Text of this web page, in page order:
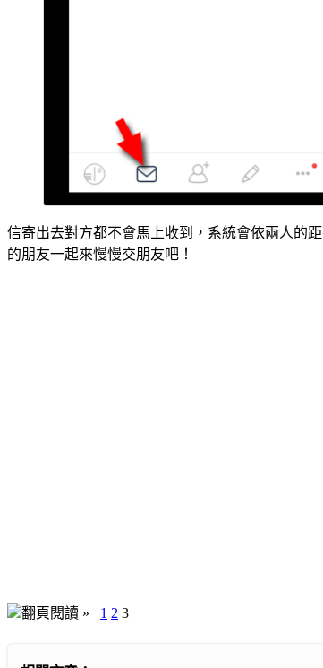
信寄出去對方都不會馬上收到，系統會依兩人的
的朋友一起來慢慢交朋友吧！
翻頁閱讀 » 1 2 3